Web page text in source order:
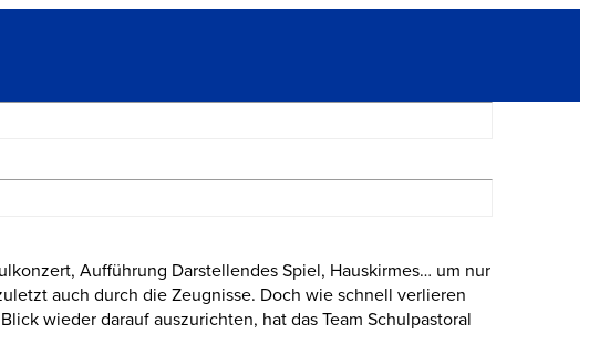
Aufführung Darstellendes Spiel, Hauskirmes… um nur
auch durch die Zeugnisse. Doch wie schnell verlieren
wieder darauf auszurichten, hat das Team Schulpastoral